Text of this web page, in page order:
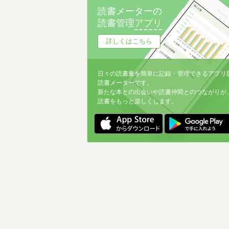
読書メーターの
読書管理アプリ
詳しくはこちら
日々の読書量を簡単に記録・管理できるアプリ
読書メーターです。
新たな本との出会いや読書仲間とのつながりが
読書をもっと楽しくします。